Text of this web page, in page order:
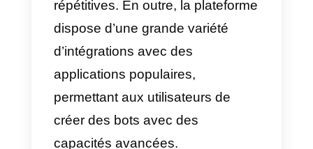
utilisateurs de créer et de
déployer facilement leurs propres
bots sur différentes plateformes
telles queFacebook Messenger
Telegram,Slack, etc.